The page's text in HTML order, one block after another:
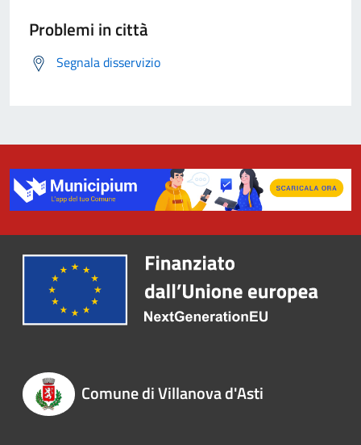
Problemi in città
Segnala disservizio
Comune di Villanova d'Asti